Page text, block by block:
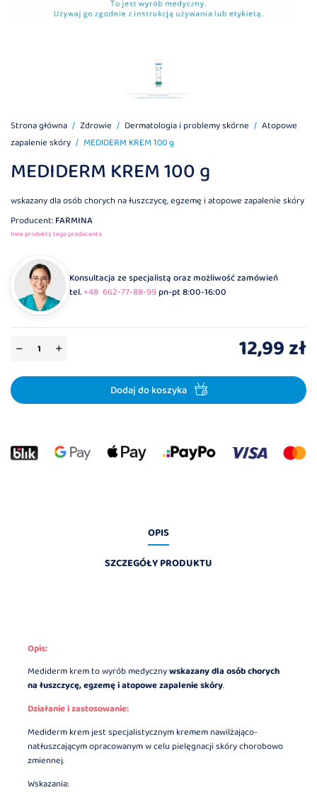
Strona główna Zdrowie Dermatologia i problemy skórne
Atopowe
zapalenie skóry
MEDIDERM KREM 100 g
MEDIDERM KREM 100 g
wskazany dla osób chorych na łuszczycę, egzemę i atopowe zapalenie skóry
Producent:FARMINA
Inne produkty tego producenta
Konsultacja ze specjalistą oraz możliwość zamówień
tel.+48 662-77-88-99pn-pt 8:00-16:00
12,99 zł
Dodaj do koszyka
OPIS
SZCZEGÓŁY PRODUKTU
Opis:
Mediderm krem to wyrób medycznywskazany dla osób chorych
na łuszczycę, egzemę i atopowe zapalenie skóry.
Działanie i zastosowanie:
Mediderm krem jest specjalistycznym kremem nawilżająco-
natłuszcającym opracowanym w celu pielęgnacji skóry chorobowo
zmiennej.
Wskazania: